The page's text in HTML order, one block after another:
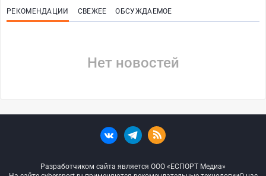
РЕКОМЕНДАЦИИ СВЕЖЕЕ ОБСУЖДАЕМОЕ
Нет новостей
Разработчиком сайта является ООО «ЕСПОРТ Медиа»